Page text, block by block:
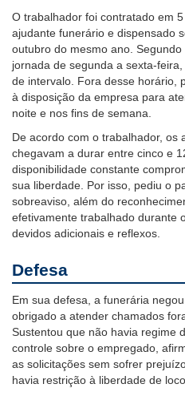
O trabalhador foi contratado em
ajudante funerário e dispensado
outubro do mesmo ano.
jornada de segunda a sexta-
de intervalo. Fora desse horário,
à disposição da empresa para
noite e nos fins de semana.
De acordo com o trabalhador, os
chegavam a durar entre cinco e
disponibilidade constante
sua liberdade. Por isso, pediu o
sobreaviso, além do
efetivamente trabalhado durante
devidos adicionais e reflexos.
Defesa
Em sua defesa, a funerária
obrigado a atender chamados
Sustentou que não havia regime
controle sobre o empregado,
as solicitações sem sofrer
havia restrição à liberdade de